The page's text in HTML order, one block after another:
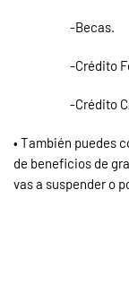
-Becas.
-Crédito
-Crédito
• También puedes
de beneficios de
vas a suspender o